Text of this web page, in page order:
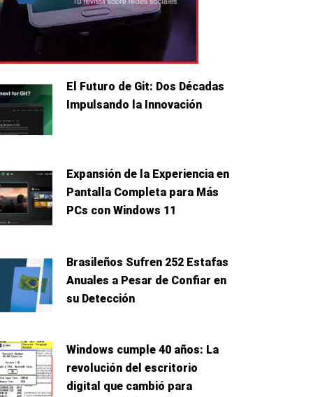
El Futuro de Git: Dos Décadas
Impulsando la Innovación
Expansión de la Experiencia en
Pantalla Completa para Más
PCs con Windows 11
Brasileños Sufren 252 Estafas
Anuales a Pesar de Confiar en
su Detección
Windows cumple 40 años: La
revolución del escritorio
digital que cambió para